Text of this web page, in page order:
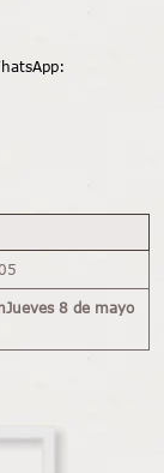
8 de mayo